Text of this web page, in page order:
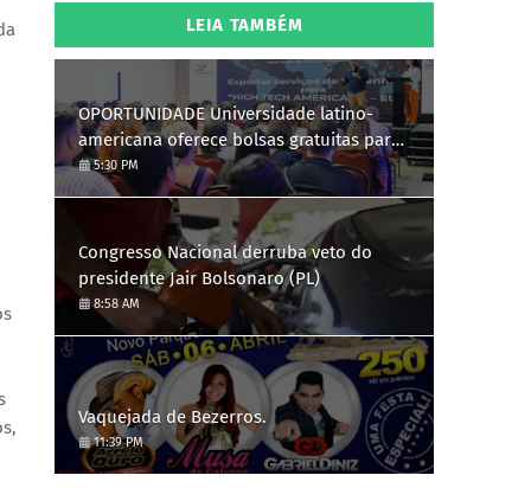
LEIA TAMBÉM
OPORTUNIDADE Universidade latino-
americana oferece bolsas gratuitas para
Engenharia de Software; saiba como se
candidatar
5:30 PM
Congresso Nacional derruba veto do
presidente Jair Bolsonaro (PL)
8:58 AM
Vaquejada de Bezerros.
11:39 PM